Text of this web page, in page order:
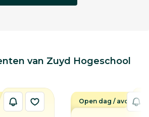
van Zuyd Hogeschool
Open dag / avond